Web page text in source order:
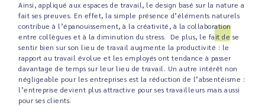
Ainsi, appliqué aux espaces de travail, le design basé sur la nature a
fait ses preuves. En effet, la simple présence d’éléments naturels
contribue à l’épanouissement, à la créativité, à la collaboration
entre collègues et à la diminution du stress. De plus, le fait de se
sentir bien sur son lieu de travail augmente la productivité : le
rapport au travail évolue et les employés ont tendance à passer
davantage de temps sur leur lieu de travail. Un autre intérêt non
négligeable pour les entreprises est la réduction de l’absentéisme :
l’entreprise devient plus attractive pour ses travailleurs mais aussi
pour ses clients.